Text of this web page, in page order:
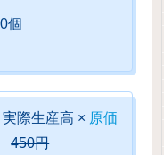
個
実際生産高 × 原価
450円